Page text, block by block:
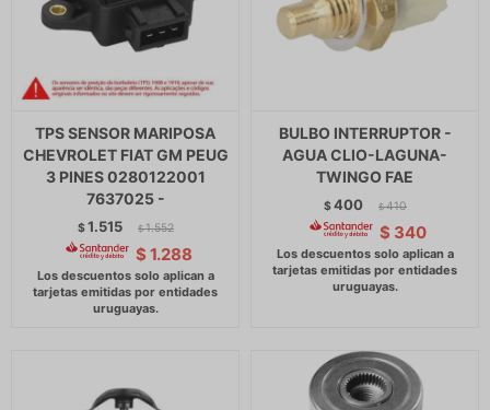
TPS SENSOR MARIPOSA
CHEVROLET FIAT GM PEUG
3 PINES 0280122001
7637025 -
$1.515 $ 1.552
$ 1.288
BULBO INTERRUPTOR -
AGUA CLIO-LAGUNA-
TWINGO FAE
$400 $ 410
$ 340